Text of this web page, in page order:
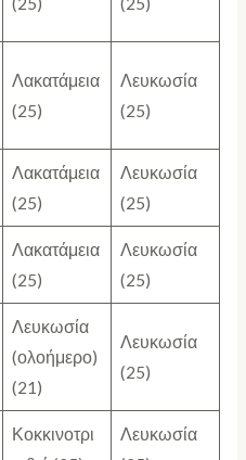
Λακατάμεια
(25)
Λευκωσία
(25)
Λακατάμεια
(25)
Λευκωσία
(25)
Λακατάμεια
(25)
Λευκωσία
(25)
Λευκωσία
(ολοήμερο)
(21)
Λευκωσία
(25)
Κοκκινοτρι
Λευκωσία